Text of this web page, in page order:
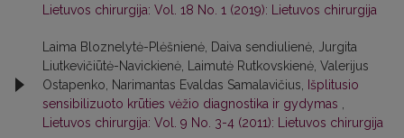
Lietuvos chirurgija: Vol. 18 No. 1 (2019): Lietuvos chirurgija
Laima Bloznelytė-Plėšnienė, Daiva sendiulienė, Jurgita
Liutkevičiūtė-Navickienė, Laimutė Rutkovskienė, Valerijus
Ostapenko, Narimantas Evaldas Samalavičius,
Išplitusio
sensibilizuoto krūties vėžio diagnostika ir gydymas
Lietuvos chirurgija: Vol. 9 No. 3-4 (2011): Lietuvos chirurgija